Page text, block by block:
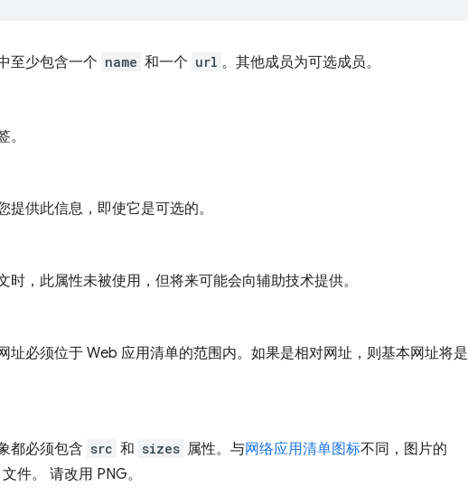
至少包含一个 name 和一个 url 。其他成员为可选成员。
供此信息，即使它是可选的。
，此属性未被使用，但将来可能会向辅助技术提供。
址必须位于 Web 应用清单的范围内。如果是相对网址，则基本网址将是
都必须包含 src 和 sizes 属性。与网络应用清单图标不同，图片的
件。 请改用 PNG。